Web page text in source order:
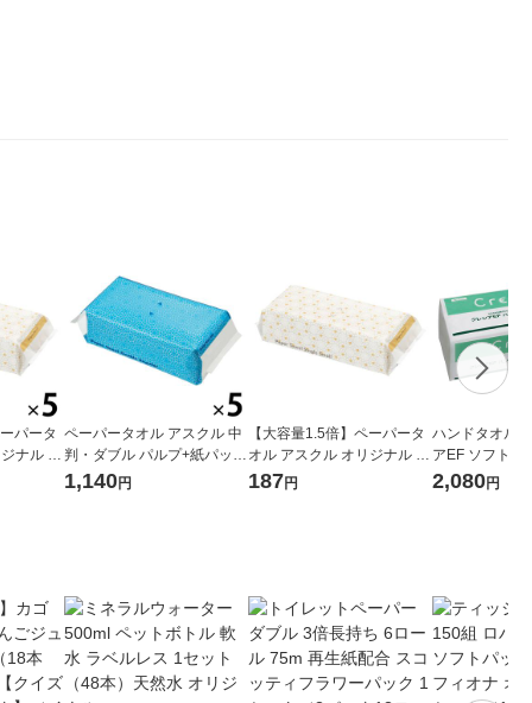
パータ
ナル 小
ト 再生
ペーパータオル アスクル 中
判・ダブル パルプ+紙パック
リサイクル（FSC認証紙）1
セット（200組入×5個）（イ
1,140円
【大容量1.5倍】ペーパータ
オル アスクル オリジナル 小
判・シングル クラフト 再生
187円
ハンドタオル
アEF ソフトタ
X 1セット（10
製紙クレシア
2,080円